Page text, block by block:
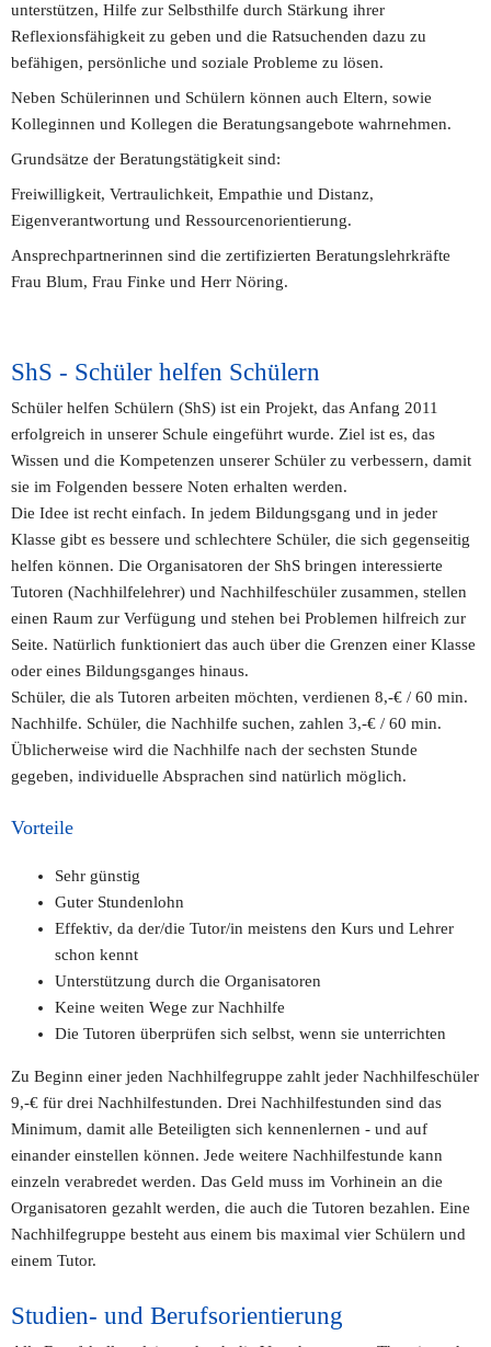
unterstützen, Hilfe zur Selbsthilfe durch Stärkung ihrer
Reflexionsfähigkeit zu geben und die Ratsuchenden dazu zu
befähigen, persönliche und soziale Probleme zu lösen.
Neben Schülerinnen und Schülern können auch Eltern, sowie
Kolleginnen und Kollegen die Beratungsangebote wahrnehmen.
Grundsätze der Beratungstätigkeit sind:
Freiwilligkeit, Vertraulichkeit, Empathie und Distanz,
Eigenverantwortung und Ressourcenorientierung.
Ansprechpartnerinnen sind die zertifizierten Beratungslehrkräfte
Frau Blum, Frau Finke und Herr Nöring.
ShS - Schüler helfen Schülern
Schüler helfen Schülern (ShS) ist ein Projekt, das Anfang 2011
erfolgreich in unserer Schule eingeführt wurde. Ziel ist es, das
Wissen und die Kompetenzen unserer Schüler zu verbessern, damit
sie im Folgenden bessere Noten erhalten werden.
Die Idee ist recht einfach. In jedem Bildungsgang und in jeder
Klasse gibt es bessere und schlechtere Schüler, die sich gegenseitig
helfen können. Die Organisatoren der ShS bringen interessierte
Tutoren (Nachhilfelehrer) und Nachhilfeschüler zusammen, stellen
einen Raum zur Verfügung und stehen bei Problemen hilfreich zur
Seite. Natürlich funktioniert das auch über die Grenzen einer Klasse
oder eines Bildungsganges hinaus.
Schüler, die als Tutoren arbeiten möchten, verdienen 8,-€ / 60 min.
Nachhilfe. Schüler, die Nachhilfe suchen, zahlen 3,-€ / 60 min.
Üblicherweise wird die Nachhilfe nach der sechsten Stunde
gegeben, individuelle Absprachen sind natürlich möglich.
Vorteile
Sehr günstig
Guter Stundenlohn
Effektiv, da der/die Tutor/in meistens den Kurs und Lehrer
schon kennt
Unterstützung durch die Organisatoren
Keine weiten Wege zur Nachhilfe
Die Tutoren überprüfen sich selbst, wenn sie unterrichten
Zu Beginn einer jeden Nachhilfegruppe zahlt jeder Nachhilfeschüler
9,-€ für drei Nachhilfestunden. Drei Nachhilfestunden sind das
Minimum, damit alle Beteiligten sich kennenlernen - und auf
einander einstellen können. Jede weitere Nachhilfestunde kann
einzeln verabredet werden. Das Geld muss im Vorhinein an die
Organisatoren gezahlt werden, die auch die Tutoren bezahlen. Eine
Nachhilfegruppe besteht aus einem bis maximal vier Schülern und
einem Tutor.
Studien- und Berufsorientierung